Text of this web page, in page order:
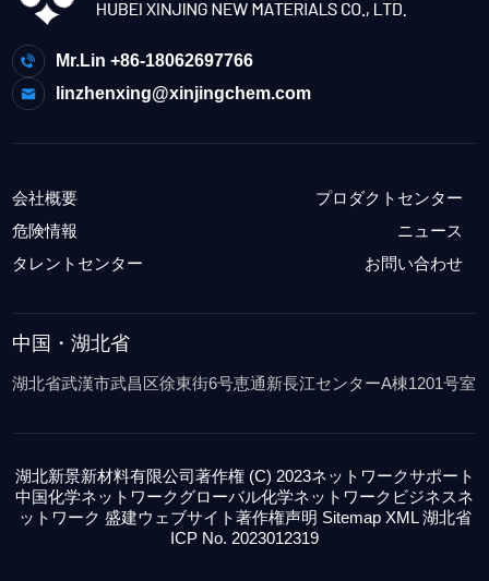
Mr.Lin +86-18062697766
linzhenxing@xinjingchem.com
会社概要
プロダクトセンター
危険情報
ニュース
タレントセンター
お問い合わせ
中国・湖北省
湖北省武漢市武昌区徐東街6号恵通新長江センターA棟1201号室
湖北新景新材料有限公司著作権 (C) 2023ネットワークサポート
中国化学ネットワークグローバル化学ネットワーク ビジネスネ
ットワーク 盛建ウェブサイト著作権声明 Sitemap XML 湖北省
ICP No. 2023012319